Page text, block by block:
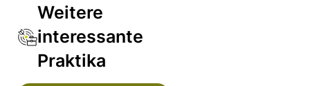
Weitere
interessante
Praktika